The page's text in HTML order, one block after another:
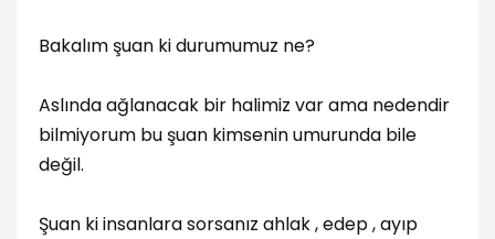
Bakalım şuan ki durumumuz ne?
Aslında ağlanacak bir halimiz var ama nedendir
bilmiyorum bu şuan kimsenin umurunda bile
değil.
Şuan ki insanlara sorsanız ahlak , edep , ayıp